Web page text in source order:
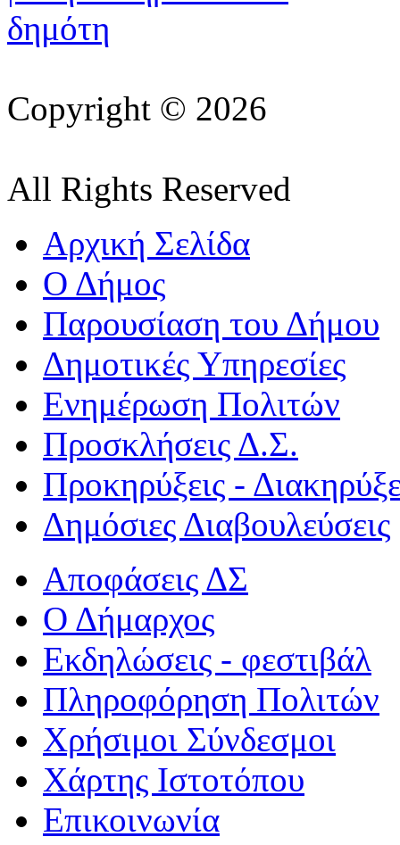
Copyright © 2026
All Rights Reserved
Αρχική Σελίδα
Ο Δήμος
Παρουσίαση του Δήμου
Δημοτικές Υπηρεσίες
Ενημέρωση Πολιτών
Προσκλήσεις Δ.Σ.
Προκηρύξεις -
Δημόσιες Διαβουλεύσεις
Αποφάσεις ΔΣ
Ο Δήμαρχος
Εκδηλώσεις - φεστιβάλ
Πληροφόρηση Πολιτών
Χρήσιμοι Σύνδεσμοι
Χάρτης Ιστοτόπου
Επικοινωνία